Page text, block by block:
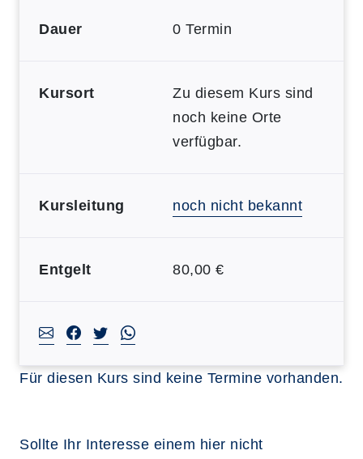
Dauer 0 Termin
Kursort
Zu diesem Kurs sind
noch keine Orte
verfügbar.
Kursleitung noch nicht bekannt
Entgelt 80,00 €
Für diesen Kurs sind keine Termine vorhanden.
Sollte Ihr Interesse einem hier nicht